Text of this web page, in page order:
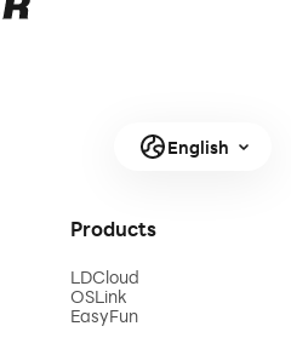
English
Products
LDCloud
OSLink
EasyFun